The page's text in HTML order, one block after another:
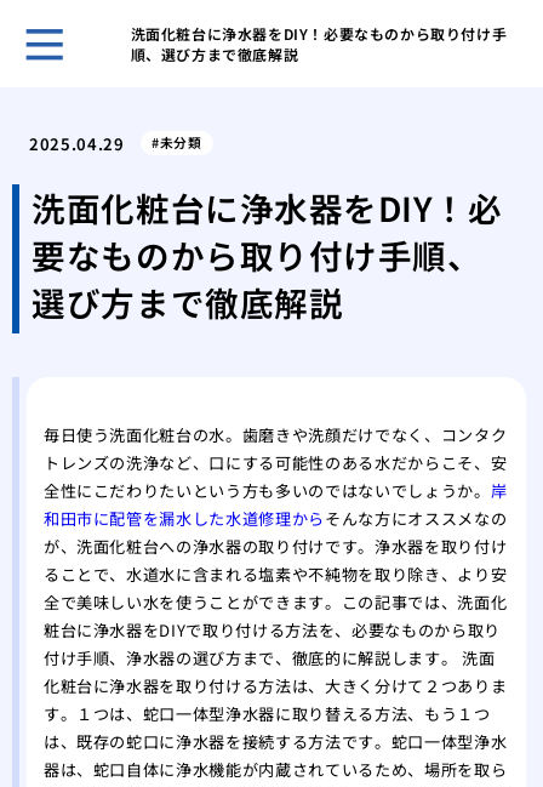
洗面化粧台に浄水器をDIY！必要なものから取り付け手
順、選び方まで徹底解説
解
台
特
処法
2025.04.29 未分類
洗面化粧台に浄水器をDIY！必
要なものから取り付け手順、
選び方まで徹底解説
毎日使う洗面化粧台の水。歯磨きや洗顔だけでなく、コンタク
トレンズの洗浄など、口にする可能性のある水だからこそ、安
全性にこだわりたいという方も多いのではないでしょうか。 岸
和田市に配管を漏水した水道修理からそんな方にオススメなの
が、洗面化粧台への浄水器の取り付けです。浄水器を取り付け
ることで、水道水に含まれる塩素や不純物を取り除き、より安
全で美味しい水を使うことができます。この記事では、洗面化
粧台に浄水器をDIYで取り付ける方法を、必要なものから取り
付け手順、浄水器の選び方まで、徹底的に解説します。 洗面
化粧台に浄水器を取り付ける方法は、大きく分けて２つありま
す。１つは、蛇口一体型浄水器に取り替える方法、もう１つ
は、既存の蛇口に浄水器を接続する方法です。蛇口一体型浄水
器は、蛇口自体に浄水機能が内蔵されているため、場所を取ら